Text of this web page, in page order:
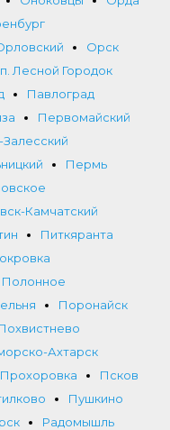
Орск
п. Лесной Городок
Павлоград
Первомайский
Пермь
Камчатский
Питкяранта
Полонное
Поронайск
Ахтарск
Прохоровка
Псков
Пушкино
Радомышль